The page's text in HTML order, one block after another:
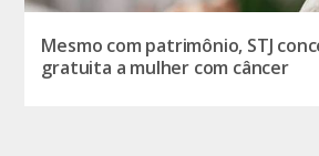
Mesmo com patrimônio, STJ
gratuita a mulher com câncer